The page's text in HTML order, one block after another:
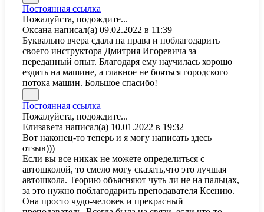
этот
метабокс
в
другое
состояние.
Постоянная ссылка
Пожалуйста, подождите...
Оксана написал(а) 09.02.2022 в 11:39
Буквально вчера сдала на права и поблагодарить
своего инструктора Дмитрия Игоревича за
переданный опыт. Благодаря ему научилась хорошо
ездить на машине, а главное не бояться городского
потока машин. Большое спасибо!
этот
метабокс
в
другое
состояние.
Постоянная ссылка
Пожалуйста, подождите...
Елизавета написал(а) 10.01.2022 в 19:32
Вот наконец-то теперь и я могу написать здесь
отзыв)))
Если вы все никак не можете определиться с
автошколой, то смело могу сказать,что это лучшая
автошкола. Теорию объясняют чуть ли не на пальцах,
за это нужно поблагодарить преподавателя Ксению.
Она просто чудо-человек и прекрасный